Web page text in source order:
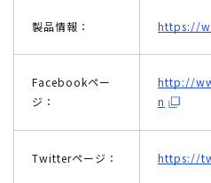
製品情報： https://
Facebookペー
ジ：
http://
n
Twitterページ： https://